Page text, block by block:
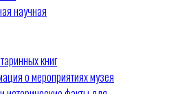
научная
книг
о мероприятиях музея